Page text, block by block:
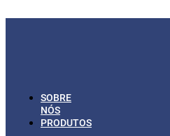
SOBRE
NÓS
PRODUTOS